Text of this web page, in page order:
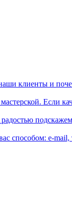
клиенты и
Если
способом: e-